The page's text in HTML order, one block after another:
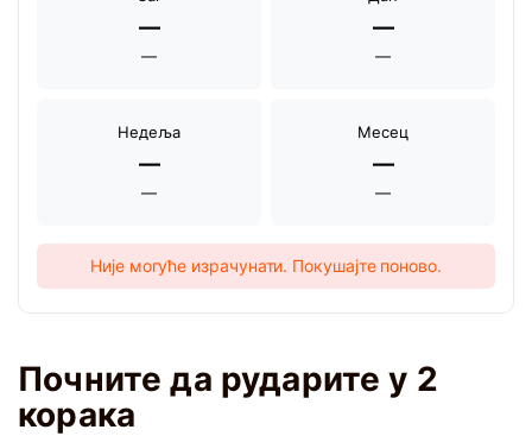
—
—
—
—
Недеља
—
—
Месец
—
—
Није могуће израчунати. Покушајте поново.
Почните да рударите у 2
корака